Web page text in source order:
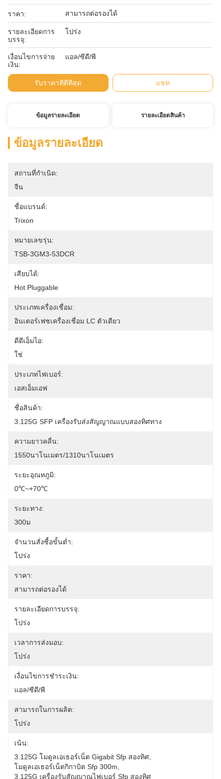
ราคา: สามารถต่อรองได้
รายละเอียดการ
บรรจุ:
โปร่ง
เงื่อนไขการจ่าย
เงิน:
แอล/ซีดี/พี
รับราคาที่ดีที่สุด แชท
ข้อมูลรายละเอียด รายละเอียดสินค้า
ข้อมูลรายละเอียด
สถานที่กำเนิด:
จีน
ชื่อแบรนด์:
Trixon
หมายเลขรุ่น:
TSB-3GM3-53DCR
เสียบได้:
Hot Pluggable
ประเภทเครื่องเชื่อม:
อินเตอร์เฟซเครื่องเชื่อม LC ตัวเดียว
ดีดีเอ็มไอ:
ใช่
ประเภทไฟเบอร์:
เอสเอ็มเอฟ
ชื่อสินค้า:
3.125G SFP เครื่องรับส่งสัญญาณแบบสองทิศทาง
ความยาวคลื่น:
1550นาโนเมตร/1310นาโนเมตร
ระยะอุณหภูมิ:
0℃~+70℃
ระยะทาง:
300ม
จำนวนสั่งซื้อขั้นต่ำ:
โปร่ง
ราคา:
สามารถต่อรองได้
รายละเอียดการบรรจุ:
โปร่ง
เวลาการส่งมอบ:
โปร่ง
เงื่อนไขการชำระเงิน:
แอล/ซีดี/พี
สามารถในการผลิต:
โปร่ง
เน้น:
3.125G โมดูลเอเธอร์เน็ต Gigabit Sfp สองทิศ
โมดูลเอเธอร์เน็ตกิกาบิต Sfp 300m
3.125G เครื่องรับสัญญาณไฟเบอร์ Sfp สองทิศ